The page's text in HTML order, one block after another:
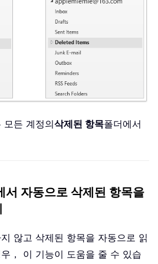
모든 계정의삭제된 항목폴더에서
서 자동으로 삭제된 항목을
않고 삭제된 항목을 자동으로 읽
， 이 기능이 도움을 줄 수 있습